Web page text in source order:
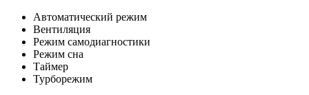
Автоматический режим
Вентиляция
Режим самодиагностики
Режим сна
Таймер
Турборежим